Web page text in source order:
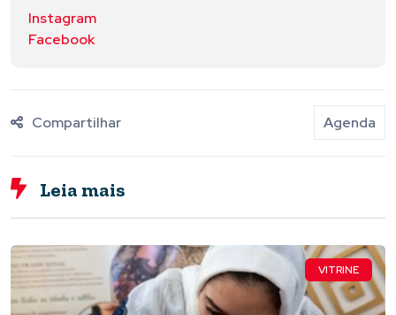
Instagram
Facebook
Compartilhar Agenda
Leia mais
VITRINE